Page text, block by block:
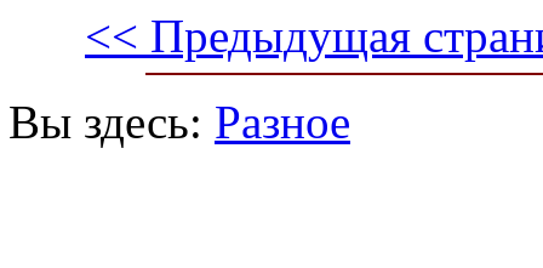
<< Предыдущая
Вы здесь: Разное